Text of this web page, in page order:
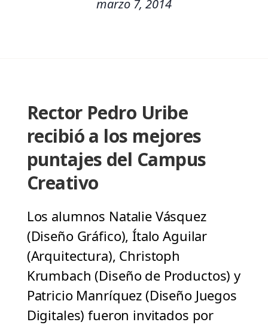
marzo 7, 2014
Rector Pedro Uribe
recibió a los mejores
puntajes del Campus
Creativo
Los alumnos Natalie Vásquez
(Diseño Gráfico), Ítalo Aguilar
(Arquitectura), Christoph
Krumbach (Diseño de Productos) y
Patricio Manríquez (Diseño Juegos
Digitales) fueron invitados por